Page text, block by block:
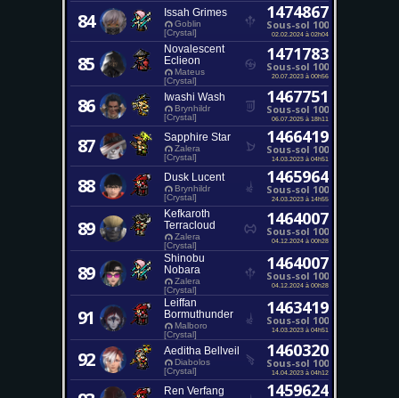
84 Issah Grimes
Goblin
[Crystal]
1474867
Sous-sol 100
02.02.2024 à 02h04
85
Novalescent
Eclieon
Mateus
[Crystal]
1471783
Sous-sol 100
20.07.2023 à 00h56
86 Iwashi Wash
Brynhildr
[Crystal]
1467751
Sous-sol 100
06.07.2025 à 18h11
87 Sapphire Star
Zalera
[Crystal]
1466419
Sous-sol 100
14.03.2023 à 04h51
88 Dusk Lucent
Brynhildr
[Crystal]
1465964
Sous-sol 100
24.03.2023 à 14h55
89
Kefkaroth
Terracloud
Zalera
[Crystal]
1464007
Sous-sol 100
04.12.2024 à 00h28
89
Shinobu
Nobara
Zalera
[Crystal]
1464007
Sous-sol 100
04.12.2024 à 00h28
91
Leiffan
Bormuthunder
Malboro
[Crystal]
1463419
Sous-sol 100
14.03.2023 à 04h51
92 Aeditha Bellveil
Diabolos
[Crystal]
1460320
Sous-sol 100
14.04.2023 à 04h12
Ren Verfang 1459624